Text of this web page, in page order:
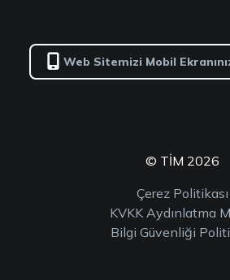
Web Sitemizi Mobil
© TİM 2026
Çerez Politikası
KVKK Aydınlatma
Bilgi Güvenliği